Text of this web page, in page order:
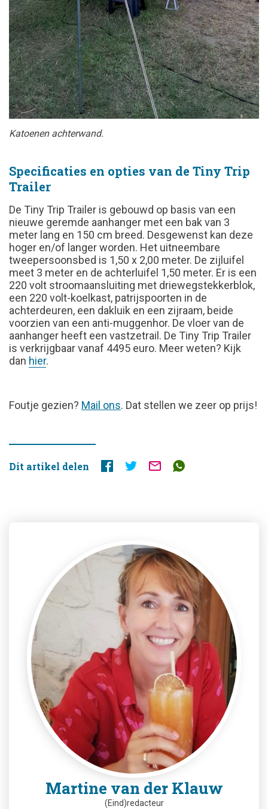
Katoenen achterwand.
Specificaties en opties van de Tiny Trip
Trailer
De Tiny Trip Trailer is gebouwd op basis van een
nieuwe geremde aanhanger met een bak van 3
meter lang en 150 cm breed. Desgewenst kan deze
hoger en/of langer worden. Het uitneembare
tweepersoonsbed is 1,50 x 2,00 meter. De zijluifel
meet 3 meter en de achterluifel 1,50 meter. Er is een
220 volt stroomaansluiting met driewegstekkerblok,
een 220 volt-koelkast, patrijspoorten in de
achterdeuren, een dakluik en een zijraam, beide
voorzien van een anti-muggenhor. De vloer van de
aanhanger heeft een vastzetrail. De Tiny Trip Trailer
is verkrijgbaar vanaf 4495 euro. Meer weten? Kijk
dan hier.
FOUTJE
Foutje gezien? Mail ons. Dat stellen we zeer op prijs!
Dit artikel delen
Martine van der Klauw
(Eind)redacteur